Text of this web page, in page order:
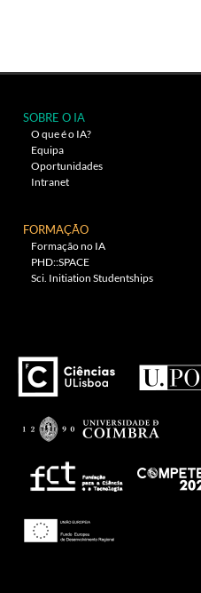
SOBRE O IA
O que é o IA?
Equipa
Oportunidades
Intranet
FORMAÇÃO
Formação no IA
PHD::SPACE
Sci. Initiation Studentships